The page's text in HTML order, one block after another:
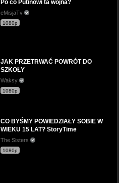
Po co Putinowi ta wojna?
eMisjaTv
1080p
JAK PRZETRWAĆ POWRÓT DO
SZKOŁY
Waksy
1080p
CO BYŚMY POWIEDZIAŁY SOBIE W
WIEKU 15 LAT? StoryTime
The Sisters
1080p